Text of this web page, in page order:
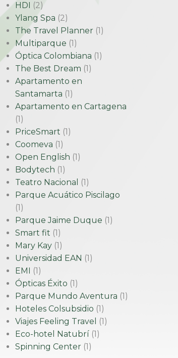
HDI
(2)
Ylang Spa (2)
The Travel Planner (1)
Multiparque (1)
Óptica Colombiana (1)
The Best Dream (1)
Apartamento en
Santamarta (1)
Apartamento en Cartagena
(1)
PriceSmart (1)
Coomeva (1)
Open English (1)
Bodytech (1)
Teatro Nacional
(1)
Parque Acuático Piscilago
(1)
Parque Jaime Duque (1)
Smart fit (1)
Mary Kay (1)
Universidad EAN (1)
EMI
(1)
Ópticas Éxito (1)
Parque Mundo Aventura (1)
Hoteles Colsubsidio (1)
Viajes Feeling Travel
(1)
Eco-hotel Natubrí (1)
Spinning Center (1)